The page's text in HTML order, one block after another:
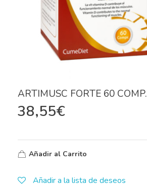
ARTIMUSC FORTE 60 COMP.
38,55€
Añadir al Carrito
Añadir a la lista de deseos